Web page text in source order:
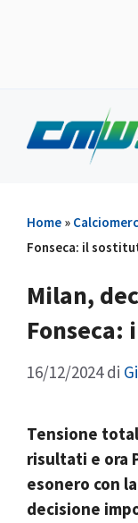
contenuto
Home »
Fonseca: il
Milan,
Fonseca:
16/12/2024 di
Tensione
risultati e ora
esonero con
decisione